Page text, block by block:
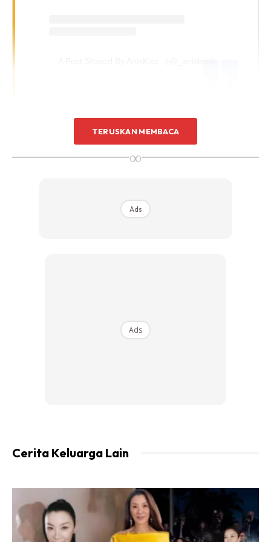
Apa yang menarik perhatian warganet adalah wajah
Rosyam dan isteri yang tetap maintain awet muda dan
tidak dimamah usia biarpun kini sudah menimang cucu.
sifat sebenar ayahnya itu di mata seorang anak.
“Paling penting, kami adik-beradik kena tahu jaga nama
TERUSKAN MEMBACA
∞
Ads
Ads
Cerita Keluarga Lain